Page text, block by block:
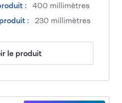
:
400 millimètres
:
230 millimètres
le produit